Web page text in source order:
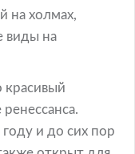
на холмах,
виды на
красивый
и до сих пор